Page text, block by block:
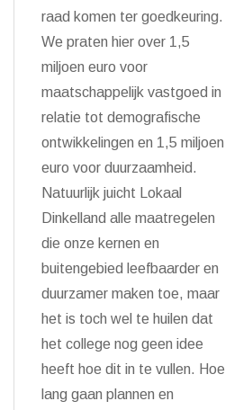
raad komen ter goedkeuring.
We praten hier over 1,5
miljoen euro voor
maatschappelijk vastgoed in
relatie tot demografische
ontwikkelingen en 1,5 miljoen
euro voor duurzaamheid.
Natuurlijk juicht Lokaal
Dinkelland alle maatregelen
die onze kernen en
buitengebied leefbaarder en
duurzamer maken toe, maar
het is toch wel te huilen dat
het college nog geen idee
heeft hoe dit in te vullen. Hoe
lang gaan plannen en